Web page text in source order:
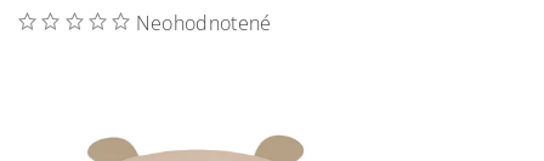
Neohodnotené